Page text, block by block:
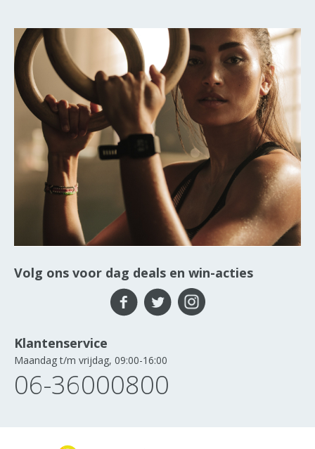
Volg ons voor dag deals en win-acties
Klantenservice
Maandag t/m vrijdag, 09:00-16:00
06-36000800